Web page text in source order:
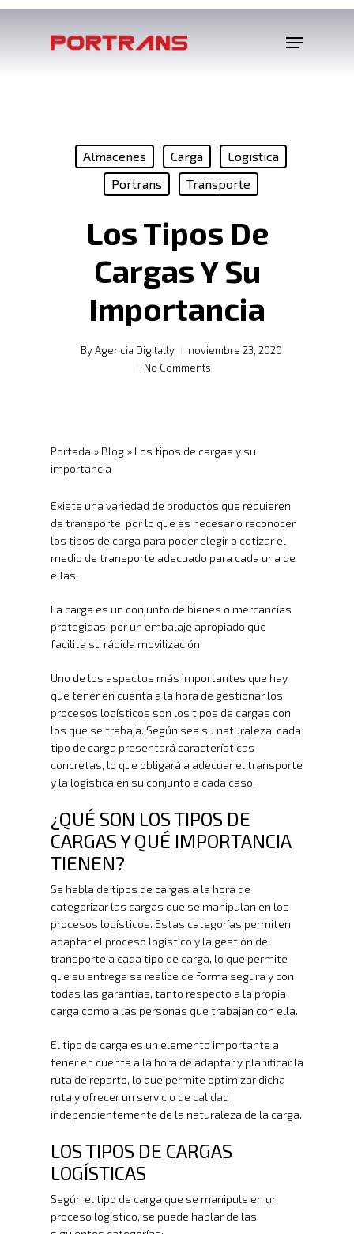
Almacenes Carga
Logistica
Portrans
Transporte
Los Tipos De
Cargas Y Su
Importancia
ByAgencia Digitally
noviembre 23, 2020
No Comments
Portada » Blog » Los tipos de cargas y su
importancia
Existe una variedad de productos que requieren
de transporte, por lo que es necesario reconocer
los tipos de carga para poder elegir o cotizar el
medio de transporte adecuado para cada una de
ellas.
La carga es un conjunto de bienes o mercancías
protegidas por un embalaje apropiado que
facilita su rápida movilización.
Uno de los aspectos más importantes que hay
que tener en cuenta a la hora de gestionar los
procesos logísticos son los tipos de cargas con
los que se trabaja. Según sea su naturaleza, cada
tipo de carga presentará características
concretas, lo que obligará a adecuar el transporte
y la logística en su conjunto a cada caso.
¿QUÉ SON LOS TIPOS DE
CARGAS Y QUÉ IMPORTANCIA
TIENEN?
Se habla de tipos de cargas a la hora de
categorizar las cargas que se manipulan en los
procesos logísticos. Estas categorías permiten
adaptar el proceso logístico y la gestión del
transporte a cada tipo de carga, lo que permite
que su entrega se realice de forma segura y con
todas las garantías, tanto respecto a la propia
carga como a las personas que trabajan con ella.
El tipo de carga es un elemento importante a
tener en cuenta a la hora de adaptar y planificar la
ruta de reparto, lo que permite optimizar dicha
ruta y ofrecer un servicio de calidad
independientemente de la naturaleza de la carga.
LOS TIPOS DE CARGAS
LOGÍSTICAS
Según el tipo de carga que se manipule en un
proceso logístico, se puede hablar de las